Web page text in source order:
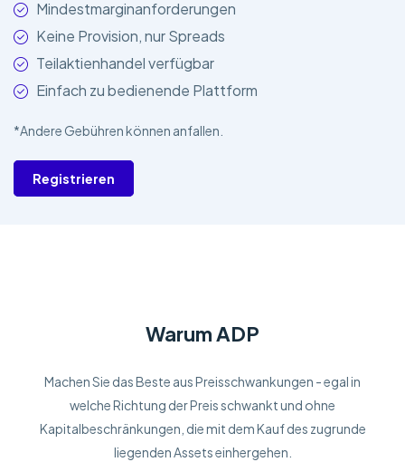
Mindestmarginanforderungen
Keine Provision, nur Spreads
Teilaktienhandel verfügbar
Einfach zu bedienende Plattform
*Andere Gebühren können anfallen.
Registrieren
Warum ADP
Machen Sie das Beste aus Preisschwankungen - egal in
welche Richtung der Preis schwankt und ohne
Kapitalbeschränkungen, die mit dem Kauf des zugrunde
liegenden Assets einhergehen.